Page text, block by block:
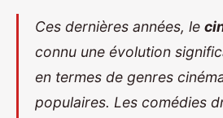
Ces dernières années, le
connu une évolution
en termes de genres
populaires. Les comédies